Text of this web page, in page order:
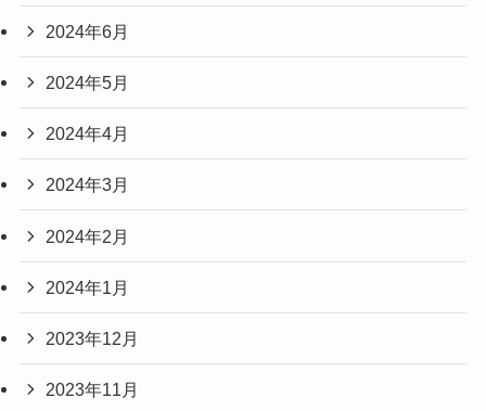
2024年6月
2024年5月
2024年4月
2024年3月
2024年2月
2024年1月
2023年12月
2023年11月